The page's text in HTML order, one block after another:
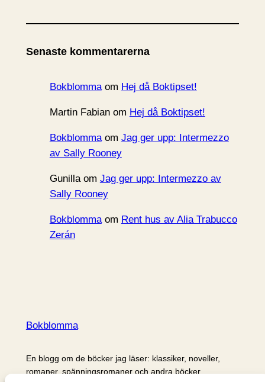
k
v
Senaste kommentarerna
Bokblommaom Hej då Boktipset!
Martin Fabianom Hej då Boktipset!
Bokblommaom Jag ger upp: Intermezzo
av Sally Rooney
Gunillaom Jag ger upp: Intermezzo av
Sally Rooney
Bokblommaom Rent hus av Alia Trabucco
Zerán
Bokblomma
En blogg om de böcker jag läser: klassiker, noveller,
romaner, spänningsromaner och andra böcker.